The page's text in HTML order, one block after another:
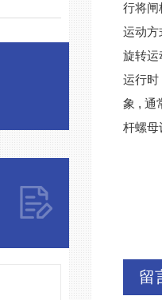
行将闸
运动方
旋转运
运行时
象 , 通
杆螺母
留